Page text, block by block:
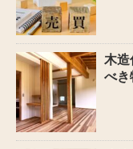
木造
べき